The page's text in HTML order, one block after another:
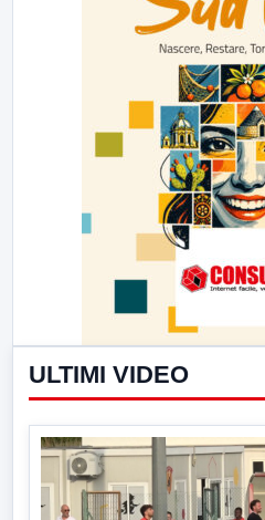
ULTIMI VIDEO